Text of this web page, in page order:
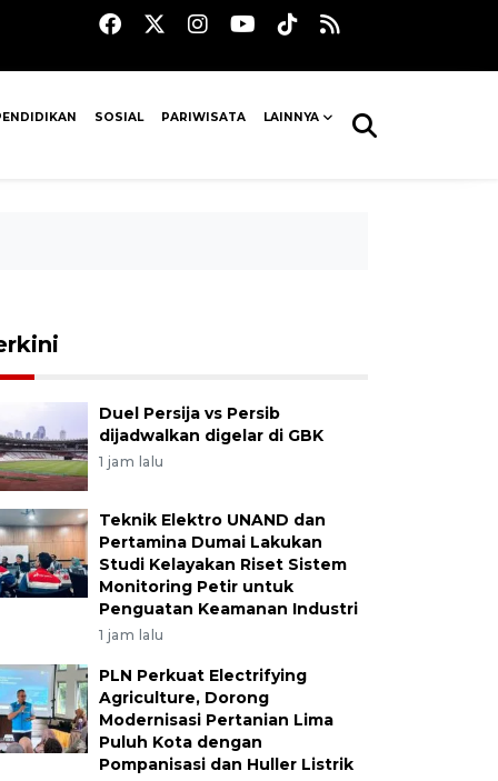
SOSIAL PARIWISATA LAINNYA
Duel Persija vs Persib
dijadwalkan digelar di GBK
1 jam lalu
Teknik Elektro UNAND dan
Pertamina Dumai Lakukan
Studi Kelayakan Riset Sistem
Monitoring Petir untuk
Penguatan Keamanan Industri
1 jam lalu
PLN Perkuat Electrifying
Agriculture, Dorong
Modernisasi Pertanian Lima
Puluh Kota dengan
Pompanisasi dan Huller Listrik